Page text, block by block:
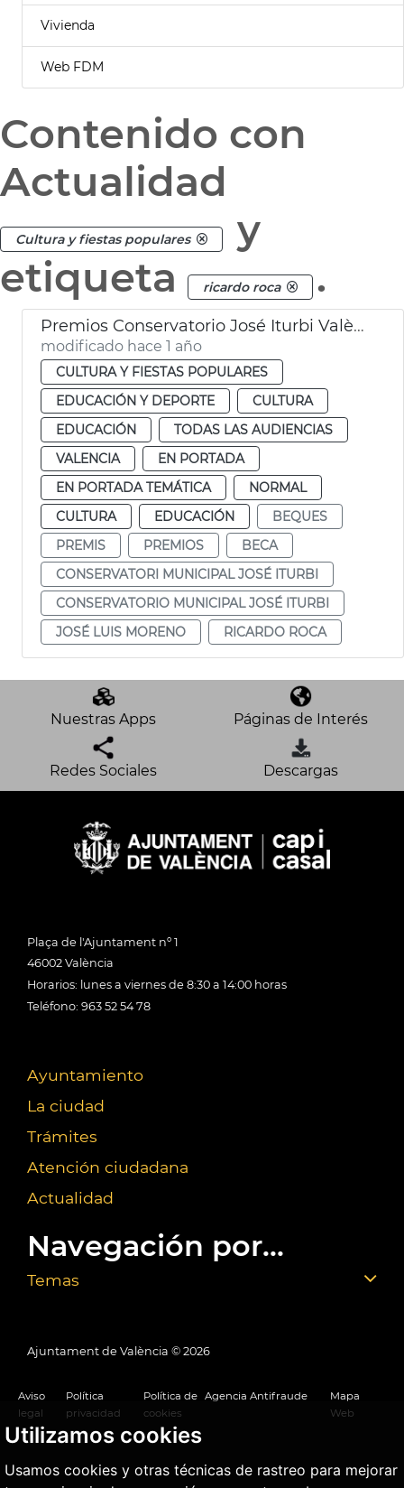
Utilizamos cookies
Usamos cookies y otras técnicas de rastreo para mejorar
Vivienda
Web FDM
Contenido con
Actualidad
Cultura y fiestas populares
y
etiqueta
ricardo roca .
Premios Conservatorio José Iturbi València
modificado hace 1 año
CULTURA Y FIESTAS POPULARES
EDUCACIÓN Y DEPORTE
CULTURA
EDUCACIÓN
TODAS LAS AUDIENCIAS
VALENCIA
EN PORTADA
EN PORTADA TEMÁTICA
NORMAL
CULTURA
EDUCACIÓN
BEQUES
PREMIS
PREMIOS
BECA
CONSERVATORI MUNICIPAL JOSÉ ITURBI
CONSERVATORIO MUNICIPAL JOSÉ ITURBI
JOSÉ LUIS MORENO
RICARDO ROCA
Nuestras Apps Páginas de Interés
Redes Sociales Descargas
Plaça de l'Ajuntament nº 1
46002 València
Horarios: lunes a viernes de 8:30 a 14:00 horas
Teléfono: 963 52 54 78
Ayuntamiento
La ciudad
Trámites
Atención ciudadana
Actualidad
Navegación por...
Temas
Ajuntament de València © 2026
Aviso
legal
Política
privacidad
Política de
cookies
Agencia Antifraude
Mapa
Web